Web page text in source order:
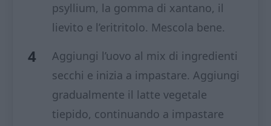
psyllium, la gomma di xantano, il
lievito e l’eritritolo. Mescola bene.
Aggiungi l’uovo al mix di ingredienti
secchi e inizia a impastare. Aggiungi
gradualmente il latte vegetale
tiepido, continuando a impastare